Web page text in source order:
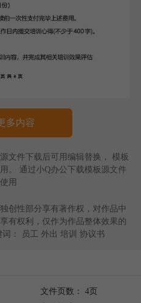
多内容
源文件下载后可用编辑替换， 模板
。 通过小Q办公下载模板源文件
用
创性部分享有著作权，对作品中
有权利，仅作为作品整体效果的
：
员工 外出 培训 协议书
文件页数： 4页